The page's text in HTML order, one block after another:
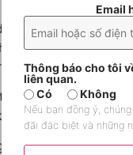
af
og
både den
velstrukturerede
også bidrage til
Email
Thông báo cho tôi
liên quan.
Có
Không
Nếu bạn đồng ý,
đãi đặc biệt và những